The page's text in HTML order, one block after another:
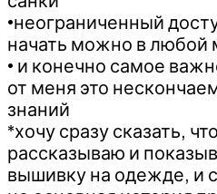
•неограниченный
начать можно в любой
• и конечно самое
от меня это
знаний
*хочу сразу сказать,
рассказываю и
вышивку на одежде, и